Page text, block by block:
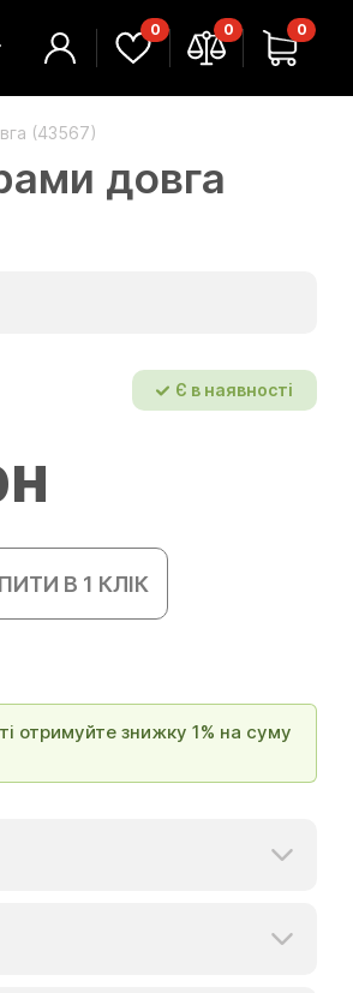
0 0 0
(43567)
довга
Є в наявності
В 1 КЛІК
отримуйте знижку 1% на суму